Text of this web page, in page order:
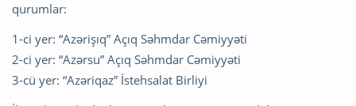
qurumlar:
1-ci yer: “Azərişıq” Açıq Səhmdar Cəmiyyəti
2-ci yer: “Azərsu” Açıq Səhmdar Cəmiyyəti
3-cü yer: “Azəriqaz” İstehsalat Birliyi